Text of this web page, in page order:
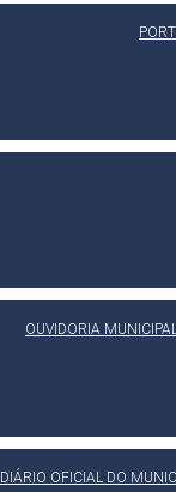
OUVIDORIA
DIÁRIO OFICIAL DO